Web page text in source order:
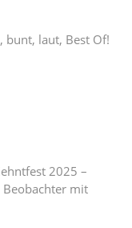
bunt, laut, Best Of!
2025 –
mit